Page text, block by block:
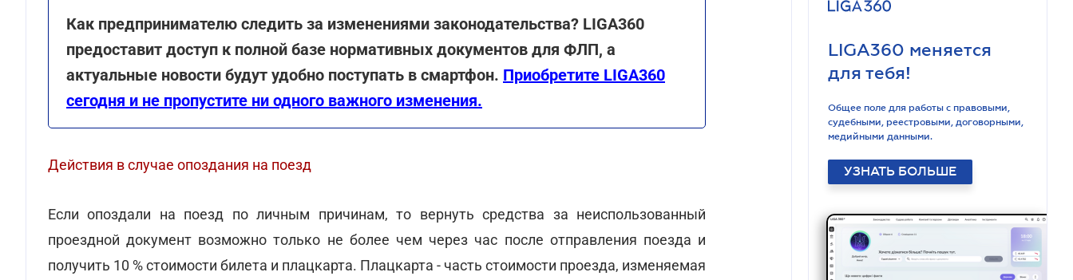
Как предпринимателю следить за изменениями законодательства? LIGA360
предоставит доступ к полной базе нормативных документов для ФЛП, а
актуальные новости будут удобно поступать в смартфон. Приобретите LIGA360
сегодня и не пропустите ни одного важного изменения.
Действия в случае опоздания на поезд
Если опоздали на поезд по личным причинам, то вернуть средства за неиспользованный
проездной документ возможно только не более чем через час после отправления поезда и
получить 10 % стоимости билета и плацкарта. Плацкарта - часть стоимости проезда, изменяемая
LIGA360 меняется
для тебя!
Общее поле для работы с правовыми,
судебными, реестровыми, договорными,
медийными данными.
УЗНАТЬ БОЛЬШЕ